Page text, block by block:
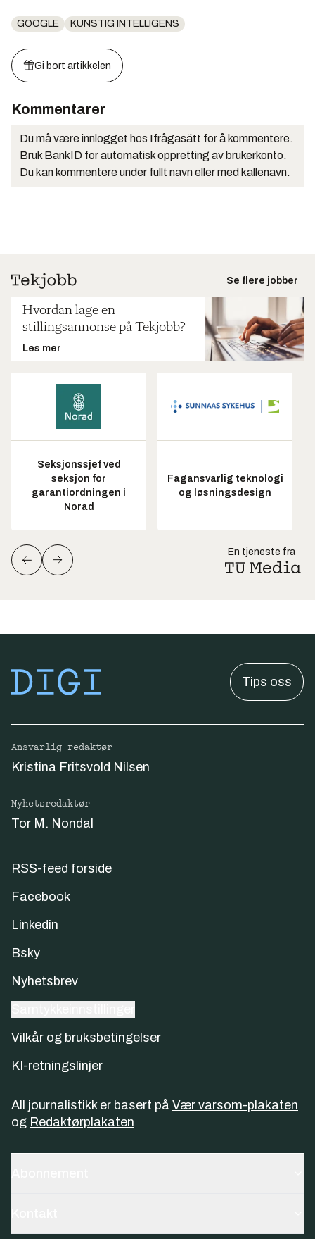
GOOGLE KUNSTIG INTELLIGENS
Gi bort artikkelen
Kommentarer
Du må være innlogget hos Ifrågasätt for å kommentere.
Bruk BankID for automatisk oppretting av brukerkonto.
Du kan kommentere under fullt navn eller med kallenavn.
Se flere jobber
Hvordan lage en
stillingsannonse på Tekjobb?
Les mer
Seksjonssjef ved
seksjon for
garantiordningen i
Norad
Fagansvarlig teknologi
og løsningsdesign
En tjeneste fra
Tips oss
Ansvarlig redaktør
Kristina Fritsvold Nilsen
Nyhetsredaktør
Tor M. Nondal
RSS-feed forside
Facebook
Linkedin
Bsky
Nyhetsbrev
Vilkår og bruksbetingelser
KI-retningslinjer
All journalistikk er basert på Vær varsom-plakaten
og Redaktørplakaten